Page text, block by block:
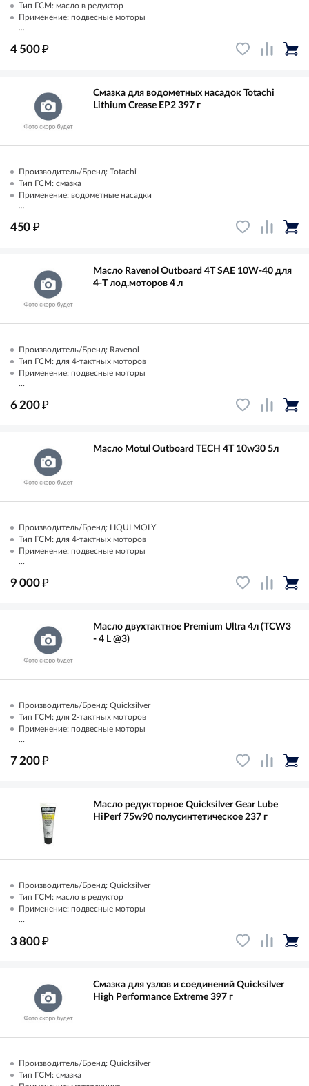
Тип ГСМ: масло в редуктор
Применение: подвесные моторы
...
4 500₽
Смазка для водометных насадок Totachi
Lithium Crease EP2 397 г
Производитель/Бренд: Totachi
Тип ГСМ: смазка
Применение: водометные насадки
...
450 ₽
Масло Ravenol Outboard 4T SAE 10W-40 для
4-T лод.моторов 4 л
Производитель/Бренд: Ravenol
Тип ГСМ: для 4-тактных моторов
Применение: подвесные моторы
...
6 200₽
Масло Motul Outboard TECH 4T 10w30 5л
Производитель/Бренд: LIQUI MOLY
Тип ГСМ: для 4-тактных моторов
Применение: подвесные моторы
...
9 000₽
Масло двухтактное Premium Ultra 4л (TCW3
- 4 L @3)
Производитель/Бренд: Quicksilver
Тип ГСМ: для 2-тактных моторов
Применение: подвесные моторы
...
7 200₽
Масло редукторное Quicksilver Gear Lube
HiPerf 75w90 полусинтетическое 237 г
Производитель/Бренд: Quicksilver
Тип ГСМ: масло в редуктор
Применение: подвесные моторы
...
3 800₽
Смазка для узлов и соединений Quicksilver
High Performance Extreme 397 г
Производитель/Бренд: Quicksilver
Тип ГСМ: смазка